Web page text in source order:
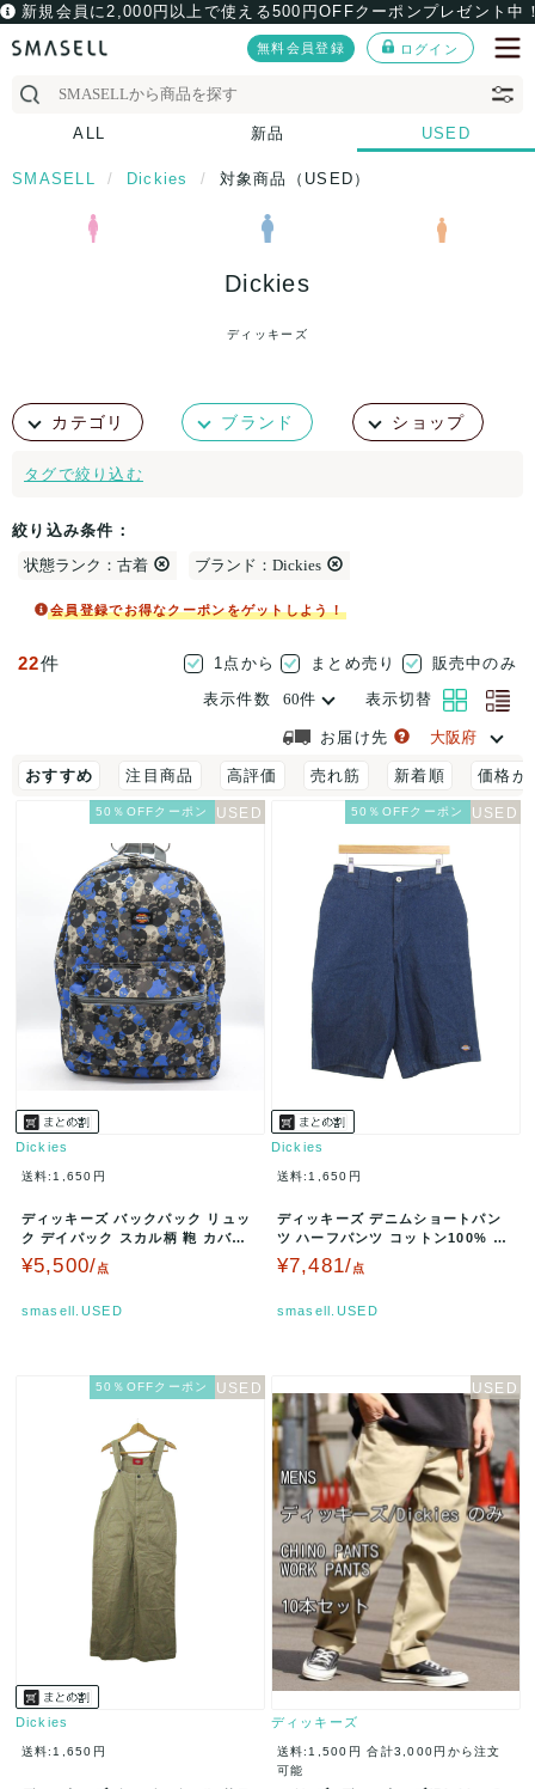
新規会員に2,000円以上で使える500円OFFクーポンプレゼント中
無料会員登録 ログイン
ALL 新品 USED
SMASELL Dickies 対象商品（USED）
Dickies
ディッキーズ
カテゴリ ブランド ショップ
タグで絞り込む
絞り込み条件：
状態ランク：古着 ブランド：Dickies
会員登録でお得なクーポンをゲットしよう！
22件 1点から まとめ売り
販売中のみ
表示件数
表示切替
お届け先
おすすめ 注目商品 高評価 売れ筋 新着順 価格が
50％OFFクーポン
Dickies
送料:1,650円
ディッキーズ バックパック リュッ
ク デイパック スカル柄 鞄 カバン
ブランド メンズ マルチカラ…
¥5,500/点
smasell.USED
50％OFFクーポン
Dickies
送料:1,650円
ディッキーズ デニムショートパン
ツ ハーフパンツ コットン100% ブ
ランド ボトムス メンズ 32…
¥7,481/点
smasell.USED
50％OFFクーポン
Dickies
送料:1,650円
ディッキーズ
送料:1,500円 合計3,000円から注文
可能